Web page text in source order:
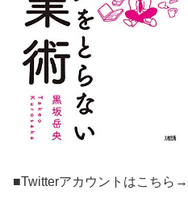
■Twitterアカウントはこちら→